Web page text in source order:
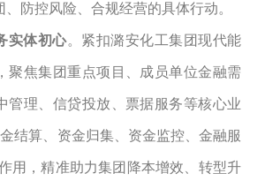
防控风险、合规经营的具体行动。
实体初心。紧扣潞安化工集团现代能
聚焦集团重点项目、 成员单位金融需
管理、信贷投放、票据服务等核心业
金结算、资金归集、资金监控、金融服
用，精准助力集团降本增效、转型升